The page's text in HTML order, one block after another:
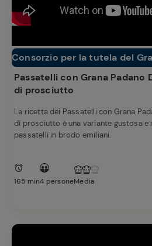
Consorzio per la tutela del
Padano
Primi piatti
Passatelli con Grana Padano
di prosciutto
La ricetta dei Passatelli con Grana
di prosciutto è una variante gustosa e
passatelli in brodo emiliani.
165 min4 personeMedia